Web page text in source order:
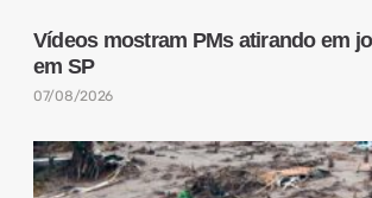
Vídeos mostram PMs atirando em
em SP
07/08/2026